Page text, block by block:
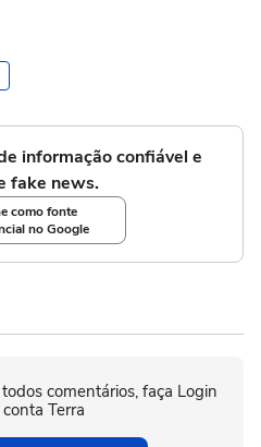
informação confiável e
fake news.
como fonte
no Google
comentários, faça Login
Terra